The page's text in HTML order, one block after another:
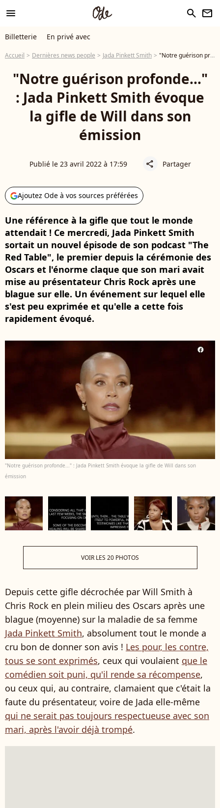
menu search newsletter
Billetterie En privé avec
Accueil Dernières news people Jada Pinkett Smith "Notre guérison profonde..." : Jada Pinkett Smith évoque la gifle de Will dans son émission
"Notre guérison profonde..."
: Jada Pinkett Smith évoque
la gifle de Will dans son
émission
Publié le 23 avril 2022 à 17:59 share Partager
Ajoutez Ode à vos sources préférées
Une référence à la gifle que tout le monde
attendait ! Ce mercredi, Jada Pinkett Smith
sortait un nouvel épisode de son podcast "The
Red Table", le premier depuis la cérémonie des
Oscars et l'énorme claque que son mari avait
mise au présentateur Chris Rock après une
blague sur elle. Un événement sur lequel elle
s'est peu exprimée et qu'elle a cette fois
rapidement évoqué.
"Notre guérison profonde..." : Jada Pinkett Smith évoque la gifle de Will dans son
émission
VOIR LES 20 PHOTOS
Depuis cette gifle décrochée par Will Smith à
Chris Rock en plein milieu des Oscars après une
blague (moyenne) sur la maladie de sa femme
Jada Pinkett Smith, absolument tout le monde a
cru bon de donner son avis ! Les pour, les contre,
tous se sont exprimés, ceux qui voulaient que le
comédien soit puni, qu'il rende sa récompense,
ou ceux qui, au contraire, clamaient que c'était la
faute du présentateur, voire de Jada elle-même
qui ne serait pas toujours respectueuse avec son
mari, après l'avoir déjà trompé.